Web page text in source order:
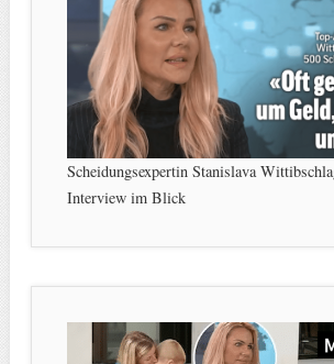
Scheidungsexpertin Stanislava
Interview im Blick